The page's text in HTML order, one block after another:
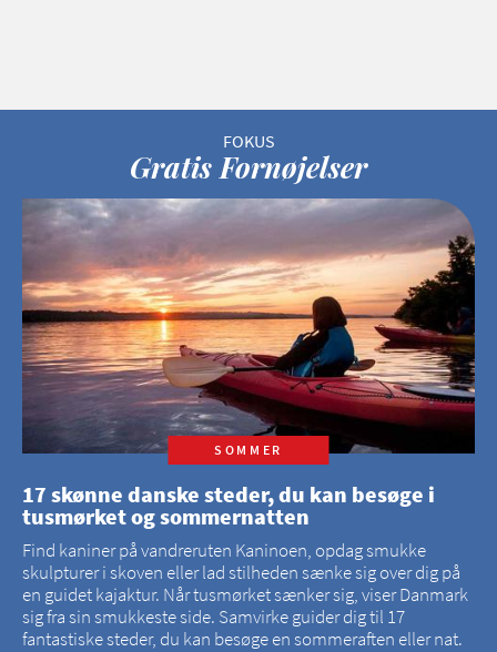
Gratis Fornøjelser
SOMMER
17 skønne danske steder, du kan besøge i
tusmørket og sommernatten
Find kaniner på vandreruten Kaninoen, opdag smukke
skulpturer i skoven eller lad stilheden sænke sig over dig på
en guidet kajaktur. Når tusmørket sænker sig, viser Danmark
sig fra sin smukkeste side. Samvirke guider dig til 17
fantastiske steder, du kan besøge en sommeraften eller nat.